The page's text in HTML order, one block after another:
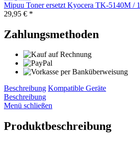
Mipuu Toner ersetzt Kyocera TK-5140M /
29,95 € *
Zahlungsmethoden
Beschreibung Kompatible Geräte
Beschreibung
Menü schließen
Produktbeschreibung